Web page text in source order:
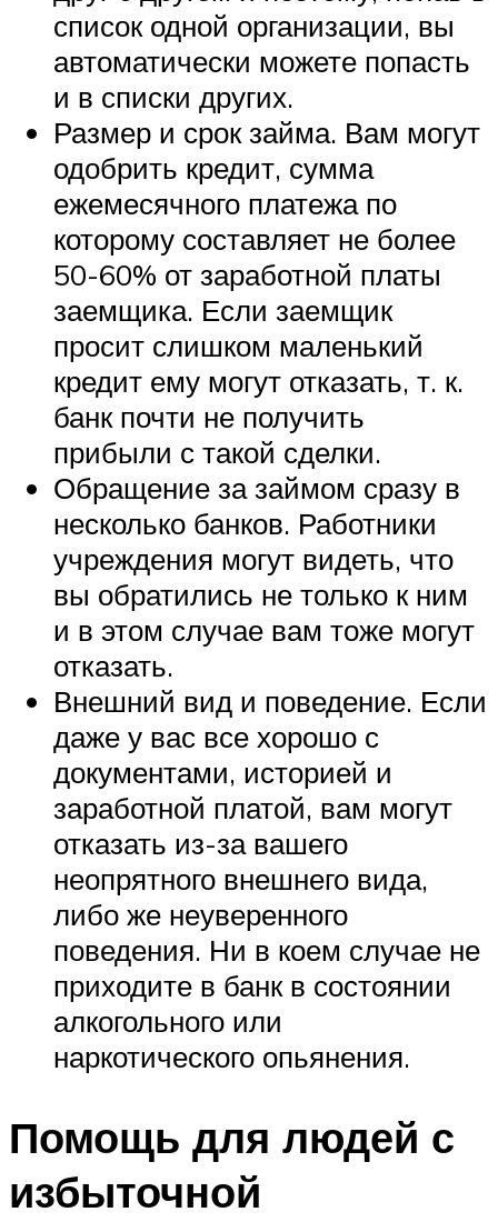
список одной организации, вы
автоматически можете попасть
и в списки других.
Размер и срок займа. Вам могут
одобрить кредит, сумма
ежемесячного платежа по
которому составляет не более
50-60% от заработной платы
заемщика. Если заемщик
просит слишком маленький
кредит ему могут отказать, т. к.
банк почти не получить
прибыли с такой сделки.
Обращение за займом сразу в
несколько банков. Работники
учреждения могут видеть, что
вы обратились не только к ним
и в этом случае вам тоже могут
отказать.
Внешний вид и поведение. Если
даже у вас все хорошо с
документами, историей и
заработной платой, вам могут
отказать из-за вашего
неопрятного внешнего вида,
либо же неуверенного
поведения. Ни в коем случае не
приходите в банк в состоянии
алкогольного или
наркотического опьянения.
Помощь для людей с
избыточной